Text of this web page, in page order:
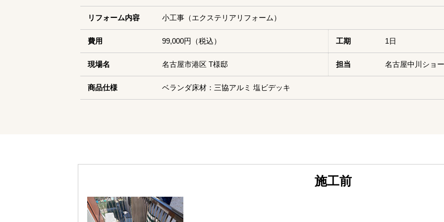
リフォーム内容 小工事（エクステリアリフォーム）
費用 99,000円（税込） 工期 1日
現場名 名古屋市港区 T様邸 担当 名古屋中川ショ
商品仕様 ベランダ床材：三協アルミ 塩ビデッキ
施工前